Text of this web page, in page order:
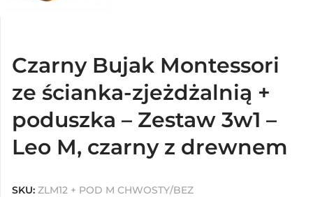
Czarny Bujak Montessori
ze ścianka-zjeżdżalnią +
poduszka – Zestaw 3w1 –
Leo M, czarny z drewnem
SKU: ZLM12 + POD M CHWOSTY/BEZ